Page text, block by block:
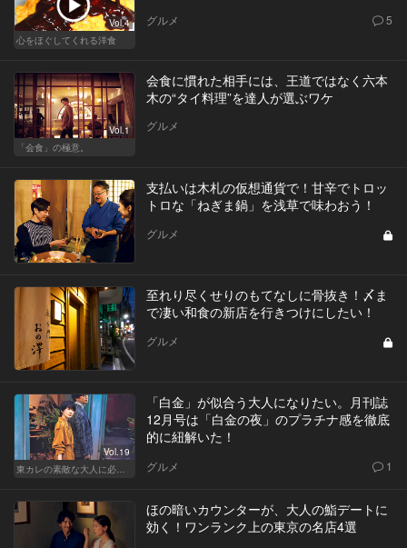
Vol.4
心をほぐしてくれる洋食
グルメ 5
Vol.1
「会食」の極意。
会食に慣れた相手には、王道ではなく六本
木の“タイ料理”を達人が選ぶワケ
グルメ
支払いは木札の仮想通貨で！甘辛でトロッ
トロな「ねぎま鍋」を浅草で味わおう！
グルメ
至れり尽くせりのもてなしに骨抜き！〆ま
で凄い和食の新店を行きつけにしたい！
グルメ
Vol.19
東カレの素敵な大人に必要なこと
「白金」が似合う大人になりたい。月刊誌
12月号は「白金の夜」のプラチナ感を徹底
的に紐解いた！
グルメ 1
ほの暗いカウンターが、大人の鮨デートに
効く！ワンランク上の東京の名店4選